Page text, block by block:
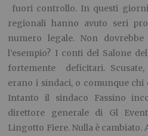
fuori controllo. In questi
regionali hanno avuto seri
numero legale. Non
l’esempio? I conti del Salone
fortemente deficitari.
erano i sindaci, o comunque
Intanto il sindaco Fassino
direttore generale di Gl
Lingotto Fiere. Nulla è cambiato.